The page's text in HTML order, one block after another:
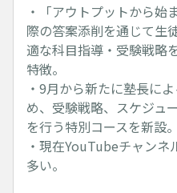
・「アウトプットから始
際の答案添削を通じて生
適な科目指導・受験戦略
特徴。
・9月から新たに塾長に
め、受験戦略、スケジュ
を行う特別コースを新設。
・現在YouTubeチャンネ
多い。